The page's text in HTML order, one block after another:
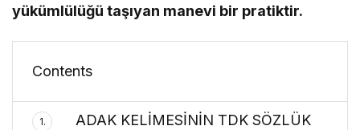
yükümlülüğü taşıyan manevi bir pratiktir.
Contents
1.
ADAK KELİMESİNİN TDK SÖZLÜK